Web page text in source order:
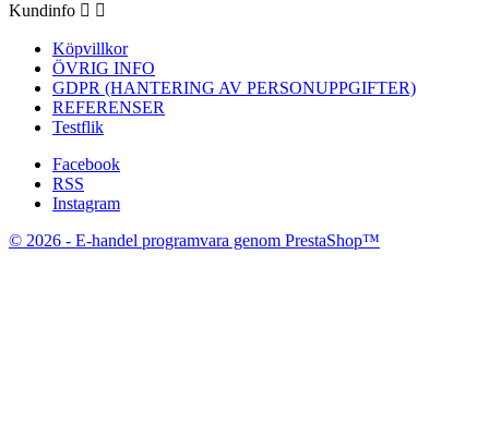
Kundinfo  
Köpvillkor
ÖVRIG INFO
GDPR (HANTERING AV PERSONUPPGIFTER)
REFERENSER
Testflik
Facebook
RSS
Instagram
© 2026 - E-handel programvara genom PrestaShop™